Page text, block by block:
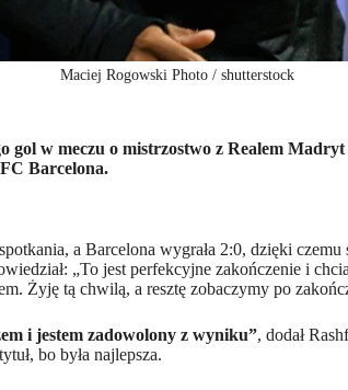
Maciej Rogowski Photo / shutterstock
gol w meczu o mistrzostwo z Realem
Barcelona.
a Barcelona wygrała 2:0, dzięki czemu
„To jest perfekcyjne zakończenie i
Żyję tą chwilą, a resztę zobaczymy po
i jestem zadowolony z wyniku”, dodał
bo była najlepsza.